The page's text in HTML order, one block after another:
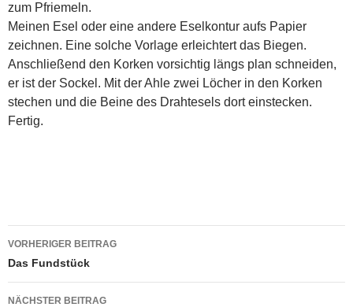
zum Pfriemeln.
Meinen Esel oder eine andere Eselkontur aufs Papier
zeichnen. Eine solche Vorlage erleichtert das Biegen.
Anschließend den Korken vorsichtig längs plan schneiden,
er ist der Sockel. Mit der Ahle zwei Löcher in den Korken
stechen und die Beine des Drahtesels dort einstecken.
Fertig.
Beitragsnavigation
VORHERIGER BEITRAG
Das Fundstück
NÄCHSTER BEITRAG